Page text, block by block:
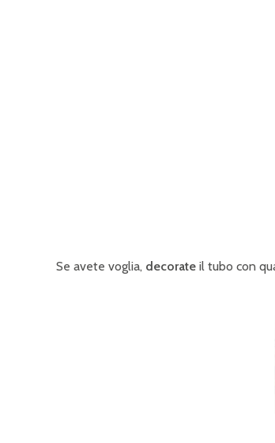
Se avete voglia, decorate il tubo con